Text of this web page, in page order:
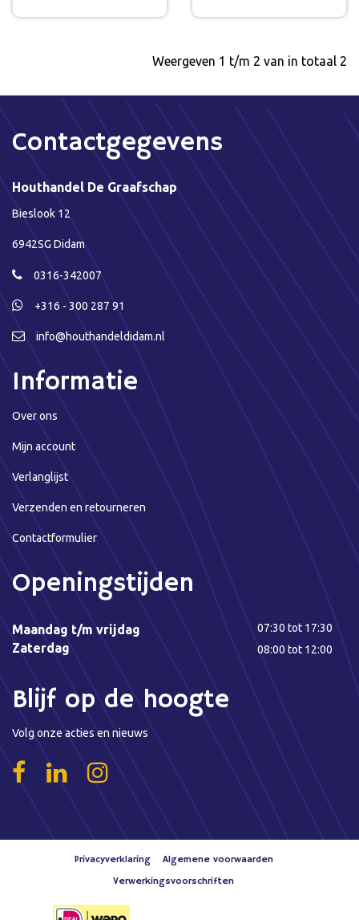
Weergeven 1 t/m 2 van in totaal 2
Contactgegevens
Houthandel De Graafschap
Bieslook 12
6942SG Didam
0316-342007
+316 - 300 287 91
info@houthandeldidam.nl
Informatie
Over ons
Mijn account
Verlanglijst
Verzenden en retourneren
Contactformulier
Openingstijden
Maandag t/m vrijdag
Zaterdag
07:30 tot 17:30
08:00 tot 12:00
Blijf op de hoogte
Volg onze acties en nieuws
Privacyverklaring
Algemene voorwaarden
Verwerkingsvoorschriften